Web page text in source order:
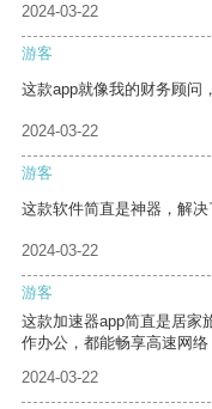
2024-03-22
游客
这款app就像我的财务顾问
2024-03-22
游客
这款软件简直是神器，解决
2024-03-22
游客
这款加速器app简直是居家
作办公，都能畅享高速网络
2024-03-22